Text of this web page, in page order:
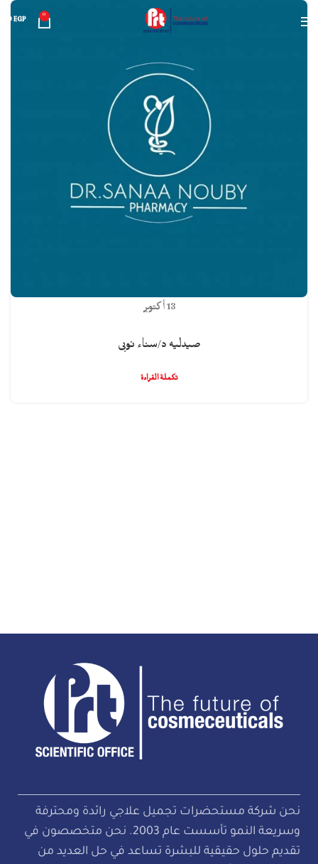
0
0EGP
13أكتوبر
صيدليه د/سناء نوبى
تكملة القراءة
نحن شركة مستحضرات تجميل علاجي رائدة ومحترفة
وسريعة النمو تأسست عام 2003. نحن متخصصون في
تقديم حلول حقيقية للبشرة تساعد في حل العديد من